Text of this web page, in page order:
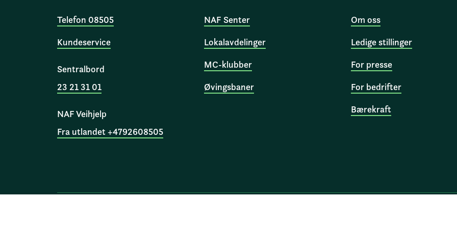
Telefon 08505
Kundeservice
Sentralbord
23 21 31 01
NAF Veihjelp
Fra utlandet +4792608505
NAF Senter
Lokalavdelinger
MC-klubber
Øvingsbaner
Om oss
Ledige stillinger
For presse
For bedrifter
Bærekraft